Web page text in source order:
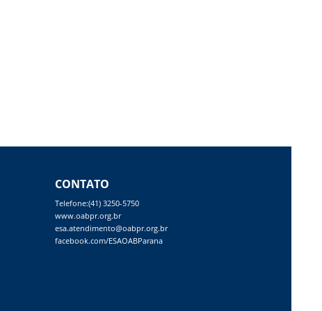
CONTATO
Telefone:(41) 3250-5750
www.oabpr.org.br
esa.atendimento@oabpr.org.br
facebook.com/ESAOABParana